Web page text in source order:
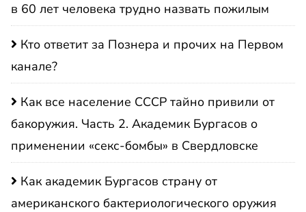
в 60 лет человека трудно назвать пожилым
Кто ответит за Познера и прочих на Первом
канале?
Как все население СССР тайно привили от
бакоружия. Часть 2. Академик Бургасов о
применении «секс-бомбы» в Свердловске
Как академик Бургасов страну от
американского бактериологического оружия